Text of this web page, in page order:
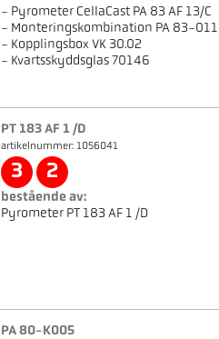
- Pyrometer CellaCast PA 83 AF 13/C
- Monteringskombination PA 83-011
- Kopplingsbox VK 30.02
- Kvartsskyddsglas 70146
PT 183 AF 1 /D
artikelnummer: 1056041
3 2
bestående av:
Pyrometer PT 183 AF 1 /D
PA 80-K005